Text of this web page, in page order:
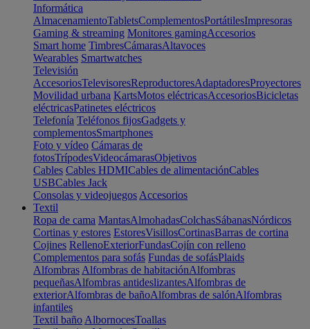
Informática
AlmacenamientoTabletsComplementosPortátilesImpresoras
Gaming & streaming Monitores gamingAccesorios
Smart home TimbresCámarasAltavoces
Wearables Smartwatches
Televisión
AccesoriosTelevisoresReproductoresAdaptadoresProyectores
Movilidad urbana KartsMotos eléctricasAccesoriosBicicletas
eléctricasPatinetes eléctricos
Telefonía Teléfonos fijosGadgets y
complementosSmartphones
Foto y vídeo Cámaras de
fotosTrípodesVideocámarasObjetivos
Cables Cables HDMICables de alimentaciónCables
USBCables Jack
Consolas y videojuegos Accesorios
Textil
Ropa de cama MantasAlmohadasColchasSábanasNórdicos
Cortinas y estores EstoresVisillosCortinasBarras de cortina
Cojines RellenoExteriorFundasCojín con relleno
Complementos para sofás Fundas de sofásPlaids
Alfombras Alfombras de habitaciónAlfombras
pequeñasAlfombras antideslizantesAlfombras de
exteriorAlfombras de bañoAlfombras de salónAlfombras
infantiles
Textil baño AlbornocesToallas